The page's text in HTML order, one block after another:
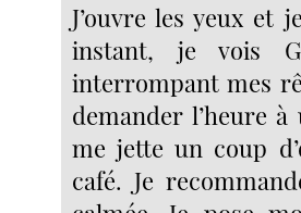
J’ouvre les yeux et
instant, je vois
interrompant mes
demander l’heure
me jette un coup
café. Je